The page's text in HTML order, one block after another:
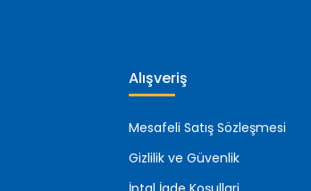
Alışveriş
Mesafeli Satış Sözleşmesi
Gizlilik ve Güvenlik